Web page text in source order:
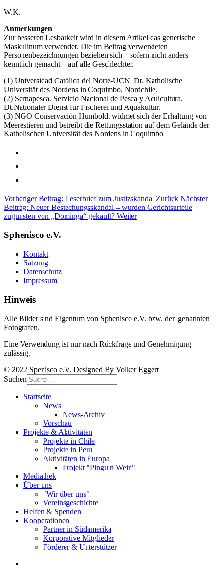
W.K.
Anmerkungen
Zur besseren Lesbarkeit wird in diesem Artikel das generische
Maskulinum verwendet. Die im Beitrag verwendeten
Personenbezeichnungen beziehen sich – sofern nicht anders
kenntlich gemacht – auf alle Geschlechter.
(1) Universidad Católica del Norte-UCN. Dt. Katholische
Universität des Nordens in Coquimbo, Nordchile.
(2) Sernapesca. Servicio Nacional de Pesca y Acuicultura.
Dt.Nationaler Dienst für Fischerei und Aquakultur.
(3) NGO Conservación Humboldt widmet sich der Erhaltung von
Meerestieren und betreibt die Rettungsstation auf dem Gelände der
Katholischen Universität des Nordens in Coquimbo
Vorheriger Beitrag: Leserbrief zum Justizskandal Zurück Nächster
Beitrag: Neuer Bestechungsskandal – wurden Gerichtsurteile
zugunsten von „Dominga“ gekauft? Weiter
Sphenisco e.V.
Kontakt
Satzung
Datenschutz
Impressum
Hinweis
Alle Bilder sind Eigentum von Sphenisco e.V. bzw. den genannten
Fotografen.
Eine Verwendung ist nur nach Rückfrage und Genehmigung
zulässig.
© 2022 Spenisco e.V. Designed By Volker Eggert
Suchen
Startseite
News
News-Archiv
Vorschau
Projekte & Aktivitäten
Projekte in Chile
Projekte in Peru
Aktivitäten in Europa
Projekt "Pinguin Wein"
Mediathek
Über uns
"Wir über uns"
Vereinsgeschichte
Helfen & Spenden
Kooperationen
Partner in Südamerika
Korporative Mitglieder
Förderer & Unterstützer